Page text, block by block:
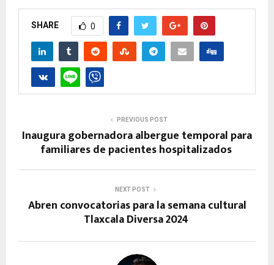
SHARE 0
PREVIOUS POST
Inaugura gobernadora albergue temporal para
familiares de pacientes hospitalizados
NEXT POST
Abren convocatorias para la semana cultural
Tlaxcala Diversa 2024